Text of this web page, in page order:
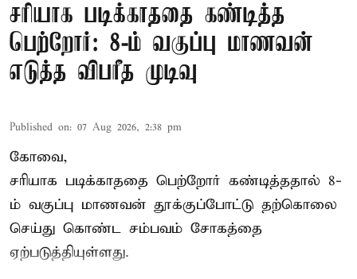
சரியாக படிக்காததை கண்டித்த
பெற்றோர்: 8-ம் வகுப்பு மாணவன்
எடுத்த விபரீத முடிவு
Published on: 07 Aug 2026, 2:38 pm
கோவை,
சரியாக படிக்காததை பெற்றோர் கண்டித்ததால் 8-
ம் வகுப்பு மாணவன் தூக்குப்போட்டு தற்கொலை
செய்து கொண்ட சம்பவம் சோகத்தை
ஏற்படுத்தியுள்ளது.